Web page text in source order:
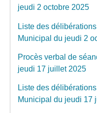
jeudi 2 octobre 2025
Liste des
Municipal du jeudi 2
Procès verbal de
jeudi 17 juillet 2025
Liste des
Municipal du jeudi 17